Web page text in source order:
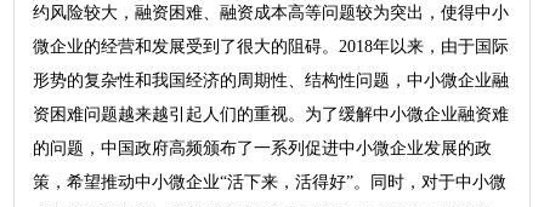
约风险较大，融资困难、融资成本高等问题较为突出，使得中小
微企业的经营和发展受到了很大的阻碍。2018年以来，由于国际
形势的复杂性和我国经济的周期性、结构性问题，中小微企业融
资困难问题越来越引起人们的重视。为了缓解中小微企业融资难
的问题，中国政府高频颁布了一系列促进中小微企业发展的政
策，希望推动中小微企业“活下来，活得好”。同时，对于中小微